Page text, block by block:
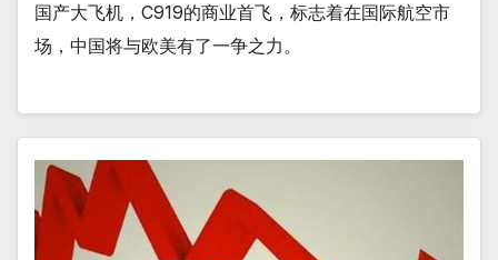
国产大飞机，C919的商业首飞，标志着在国际航空市
场，中国将与欧美有了一争之力。